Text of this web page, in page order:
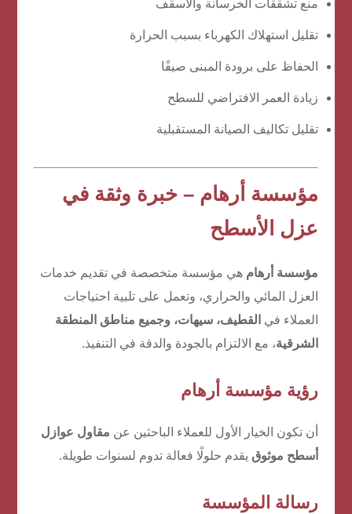
منع تشققات الخرسانة والأسقف
تقليل استهلاك الكهرباء بسبب الحرارة
الحفاظ على برودة المبنى صيفًا
زيادة العمر الافتراضي للسطح
تقليل تكاليف الصيانة المستقبلية
مؤسسة أرهام – خبرة وثقة في
عزل الأسطح
مؤسسة أرهام هي مؤسسة متخصصة في تقديم خدمات
العزل المائي والحراري، وتعمل على تلبية احتياجات
العملاء في القطيف، سيهات، وجميع مناطق المنطقة
الشرقية، مع الالتزام بالجودة والدقة في التنفيذ.
رؤية مؤسسة أرهام
أن تكون الخيار الأول للعملاء الباحثين عن مقاول عوازل
أسطح موثوق يقدم حلولًا فعالة تدوم لسنوات طويلة.
رسالة المؤسسة